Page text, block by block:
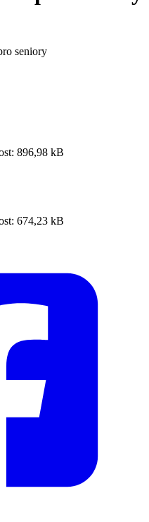
seniory
896,98 kB
674,23 kB